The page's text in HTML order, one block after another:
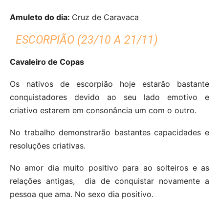
Amuleto do dia: Cruz de Caravaca
ESCORPIÃO (23/10 A 21/11)
Cavaleiro de Copas
Os nativos de escorpião hoje estarão bastante
conquistadores devido ao seu lado emotivo e
criativo estarem em consonância um com o outro.
No trabalho demonstrarão bastantes capacidades e
resoluções criativas.
No amor dia muito positivo para ao solteiros e as
relações antigas,
dia de conquistar novamente a
pessoa que ama. No sexo dia positivo.